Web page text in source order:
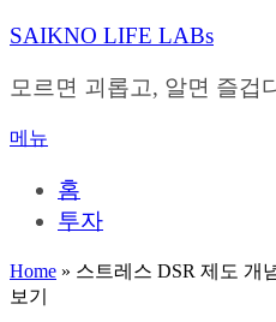
내
으
바
SAIKNO LIFE LABs
모르면 괴롭고, 알면 즐겁
메뉴
홈
투자
Home » 스트레스 DSR 제도 개
보기